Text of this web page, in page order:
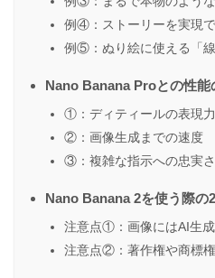
例④：ストーリーを実現で
例⑤：ぬり絵に使える「線
Nano Banana Proとの性能
①：ディティールの表現力
②：画像生成までの速度
③：複雑な指示への忠実さ
Nano Banana 2を使う際の
注意点①：画像にはAI生
注意点②：著作権や商標